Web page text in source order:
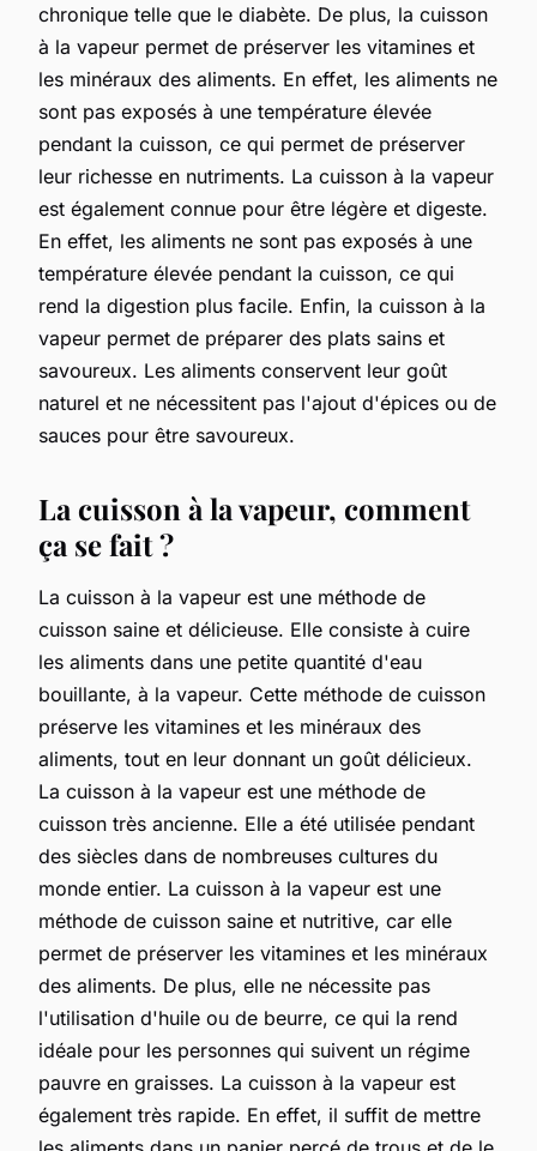
chronique telle que le diabète. De plus, la cuisson
à la vapeur permet de préserver les vitamines et
les minéraux des aliments. En effet, les aliments ne
sont pas exposés à une température élevée
pendant la cuisson, ce qui permet de préserver
leur richesse en nutriments. La cuisson à la vapeur
est également connue pour être légère et digeste.
En effet, les aliments ne sont pas exposés à une
température élevée pendant la cuisson, ce qui
rend la digestion plus facile. Enfin, la cuisson à la
vapeur permet de préparer des plats sains et
savoureux. Les aliments conservent leur goût
naturel et ne nécessitent pas l'ajout d'épices ou de
sauces pour être savoureux.
La cuisson à la vapeur, comment
ça se fait ?
La cuisson à la vapeur est une méthode de
cuisson saine et délicieuse. Elle consiste à cuire
les aliments dans une petite quantité d'eau
bouillante, à la vapeur. Cette méthode de cuisson
préserve les vitamines et les minéraux des
aliments, tout en leur donnant un goût délicieux.
La cuisson à la vapeur est une méthode de
cuisson très ancienne. Elle a été utilisée pendant
des siècles dans de nombreuses cultures du
monde entier. La cuisson à la vapeur est une
méthode de cuisson saine et nutritive, car elle
permet de préserver les vitamines et les minéraux
des aliments. De plus, elle ne nécessite pas
l'utilisation d'huile ou de beurre, ce qui la rend
idéale pour les personnes qui suivent un régime
pauvre en graisses. La cuisson à la vapeur est
également très rapide. En effet, il suffit de mettre